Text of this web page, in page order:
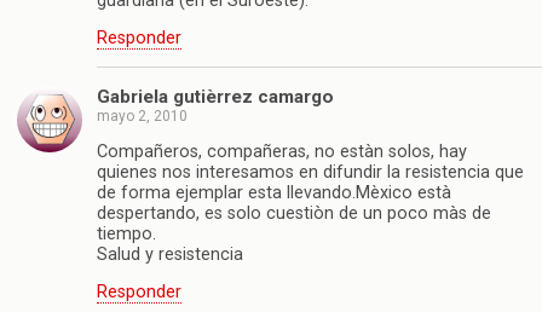
Responder
Gabriela gutièrrez camargo
mayo 2, 2010
Compañeros, compañeras, no estàn solos, hay
quienes nos interesamos en difundir la resistencia que
de forma ejemplar esta llevando.Mèxico està
despertando, es solo cuestiòn de un poco màs de
tiempo.
Salud y resistencia
Responder